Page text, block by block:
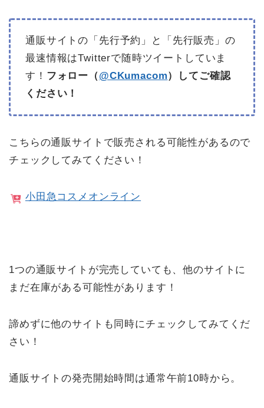
通販サイトの「先行予約」と「先行販売」の
最速情報はTwitterで随時ツイートしていま
す！ フォロー（ @CKumacom）してご確認
ください！
こちらの通販サイトで販売される可能性があるので
チェックしてみてください！
小田急コスメオンライン
1つの通販サイトが完売していても、他のサイトに
まだ在庫がある可能性があります！
諦めずに他のサイトも同時にチェックしてみてくだ
さい！
通販サイトの発売開始時間は通常午前10時から。